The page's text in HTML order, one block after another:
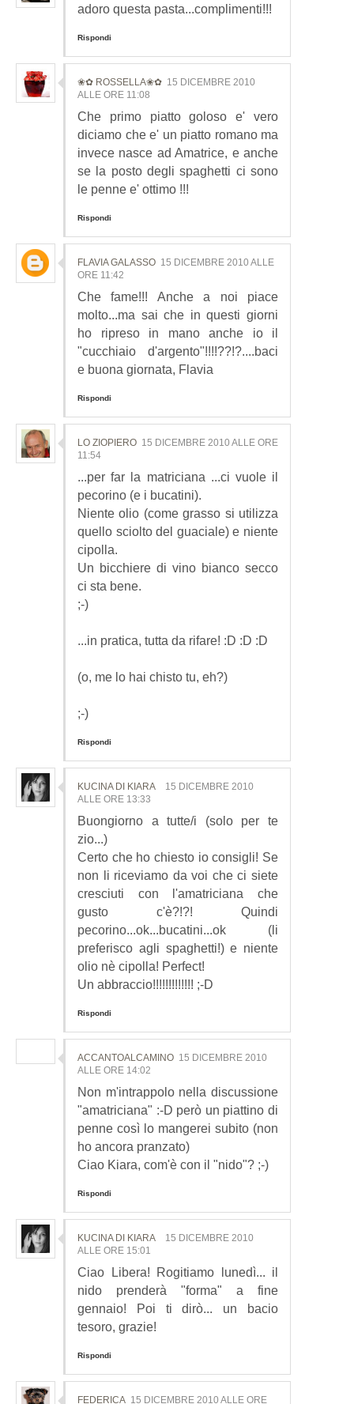
adoro questa pasta...complimenti!!!
Rispondi
❀✿ ROSSELLA❀✿ 15 DICEMBRE 2010
ALLE ORE 11:08
Che primo piatto goloso e' vero
diciamo che e' un piatto romano ma
invece nasce ad Amatrice, e anche
se la posto degli spaghetti ci sono
le penne e' ottimo !!!
Rispondi
FLAVIA GALASSO 15 DICEMBRE 2010 ALLE
ORE 11:42
Che fame!!! Anche a noi piace
molto...ma sai che in questi giorni
ho ripreso in mano anche io il
"cucchiaio d'argento"!!!!??!?....baci
e buona giornata, Flavia
Rispondi
LO ZIOPIERO 15 DICEMBRE 2010 ALLE ORE
11:54
...per far la matriciana ...ci vuole il
pecorino (e i bucatini).
Niente olio (come grasso si utilizza
quello sciolto del guaciale) e niente
cipolla.
Un bicchiere di vino bianco secco
ci sta bene.
;-)
...in pratica, tutta da rifare! :D :D :D
(o, me lo hai chisto tu, eh?)
;-)
Rispondi
KUCINA DI KIARA
15 DICEMBRE 2010
ALLE ORE 13:33
Buongiorno a tutte/i (solo per te
zio...)
Certo che ho chiesto io consigli! Se
non li riceviamo da voi che ci siete
cresciuti con l'amatriciana che
gusto c'è?!?! Quindi
pecorino...ok...bucatini...ok (li
preferisco agli spaghetti!) e niente
olio nè cipolla! Perfect!
Un abbraccio!!!!!!!!!!!!! ;-D
Rispondi
ACCANTOALCAMINO 15 DICEMBRE 2010
ALLE ORE 14:02
Non m'intrappolo nella discussione
"amatriciana" :-D però un piattino di
penne così lo mangerei subito (non
ho ancora pranzato)
Ciao Kiara, com'è con il "nido"? ;-)
Rispondi
KUCINA DI KIARA
15 DICEMBRE 2010
ALLE ORE 15:01
Ciao Libera! Rogitiamo lunedì... il
nido prenderà "forma" a fine
gennaio! Poi ti dirò... un bacio
tesoro, grazie!
Rispondi
FEDERICA 15 DICEMBRE 2010 ALLE ORE